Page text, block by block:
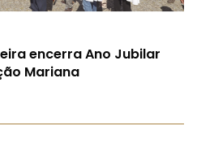
encerra Ano Jubilar
Mariana